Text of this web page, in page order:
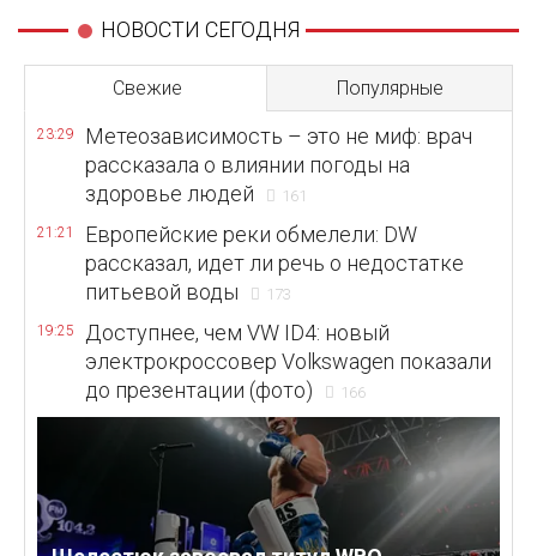
НОВОСТИ СЕГОДНЯ
Свежие Популярные
23:29
Метеозависимость – это не миф: врач
рассказала о влиянии погоды на
здоровье людей
161
21:21
Европейские реки обмелели: DW
рассказал, идет ли речь о недостатке
питьевой воды
173
19:25
Доступнее, чем VW ID4: новый
электрокроссовер Volkswagen показали
до презентации (фото)
166